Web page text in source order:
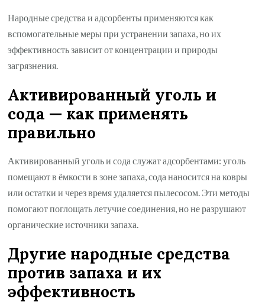
Народные средства и адсорбенты применяются как
вспомогательные меры при устранении запаха, но их
эффективность зависит от концентрации и природы
загрязнения.
Активированный уголь и
сода — как применять
правильно
Активированный уголь и сода служат адсорбентами: уголь
помещают в ёмкости в зоне запаха, сода наносится на ковры
или остатки и через время удаляется пылесосом. Эти методы
помогают поглощать летучие соединения, но не разрушают
органические источники запаха.
Другие народные средства
против запаха и их
эффективность